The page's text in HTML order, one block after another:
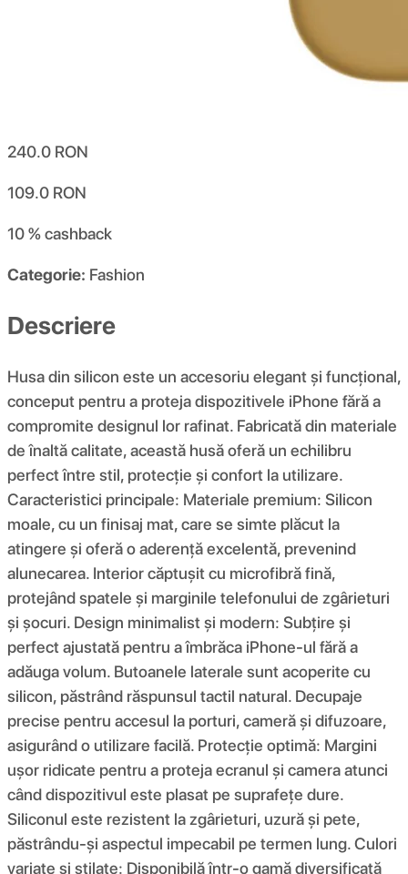
240.0 RON
109.0 RON
10 %cashback
Categorie: Fashion
Descriere
Husa din silicon este un accesoriu elegant și funcțional,
conceput pentru a proteja dispozitivele iPhone fără a
compromite designul lor rafinat. Fabricată din materiale
de înaltă calitate, această husă oferă un echilibru
perfect între stil, protecție și confort la utilizare.
Caracteristici principale: Materiale premium: Silicon
moale, cu un finisaj mat, care se simte plăcut la
atingere și oferă o aderență excelentă, prevenind
alunecarea. Interior căptușit cu microfibră fină,
protejând spatele și marginile telefonului de zgârieturi
și șocuri. Design minimalist și modern: Subțire și
perfect ajustată pentru a îmbrăca iPhone-ul fără a
adăuga volum. Butoanele laterale sunt acoperite cu
silicon, păstrând răspunsul tactil natural. Decupaje
precise pentru accesul la porturi, cameră și difuzoare,
asigurând o utilizare facilă. Protecție optimă: Margini
ușor ridicate pentru a proteja ecranul și camera atunci
când dispozitivul este plasat pe suprafețe dure.
Siliconul este rezistent la zgârieturi, uzură și pete,
păstrându-și aspectul impecabil pe termen lung. Culori
variate și stilate: Disponibilă într-o gamă diversificată